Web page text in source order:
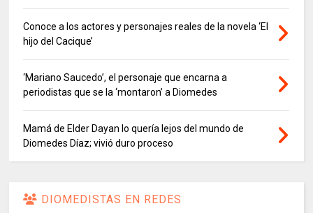
Conoce a los actores y personajes reales de la novela ‘El
hijo del Cacique’
‘Mariano Saucedo’, el personaje que encarna a
periodistas que se la ‘montaron’ a Diomedes
Mamá de Elder Dayan lo quería lejos del mundo de
Diomedes Díaz; vivió duro proceso
DIOMEDISTAS EN REDES